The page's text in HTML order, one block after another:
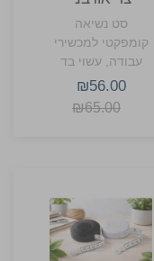
סט נשיאה
קומפקטי למכשירי
עבודה, עשוי בד
1680D עמיד
במיוחד. כולל תאים
ונוח לשימוש
יומיומי.
₪56.00
₪65.00